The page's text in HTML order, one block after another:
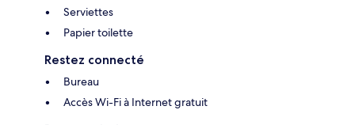
Serviettes
Papier toilette
Restez connecté
Bureau
Accès Wi-Fi à Internet gratuit